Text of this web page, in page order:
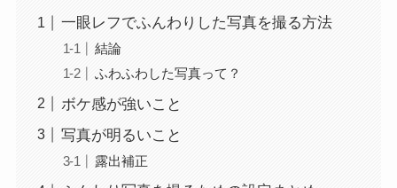
一眼レフでふんわりした写真を撮る方法
結論
ふわふわした写真って？
ボケ感が強いこと
写真が明るいこと
露出補正